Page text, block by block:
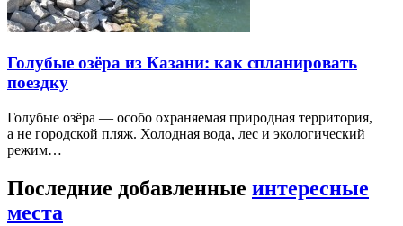
Голубые озёра из Казани: как спланировать
поездку
Голубые озёра — особо охраняемая природная территория,
а не городской пляж. Холодная вода, лес и экологический
режим…
Последние добавленные интересные
места